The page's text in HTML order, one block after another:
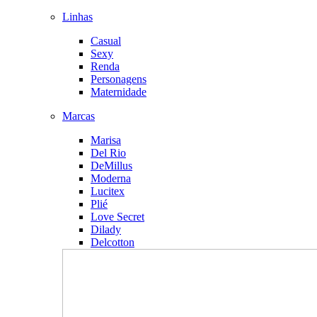
Linhas
Casual
Sexy
Renda
Personagens
Maternidade
Marcas
Marisa
Del Rio
DeMillus
Moderna
Lucitex
Plié
Love Secret
Dilady
Delcotton